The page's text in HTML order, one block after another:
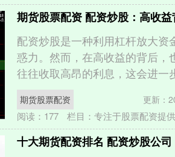
期货股票配资 配资炒股：高收
配资炒股是一种利用杠杆放大
惑力。然而，在高收益的背后，
往往收取高昂的利息，这会进一
期货股票配资 更新：
阅读： 177 栏目： 专注于股票配资提
十大期货配资排名 配资炒股公